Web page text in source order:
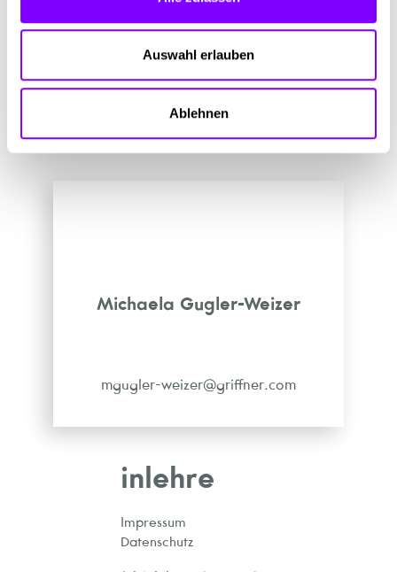
Auswahl erlauben
Ablehnen
Michaela Gugler-Weizer
mgugler-weizer@griffner.com
inlehre
Impressum
Datenschutz